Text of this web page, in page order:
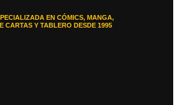
EN CÓMICS, MANGA,
CARTAS Y TABLERO DESDE 1995